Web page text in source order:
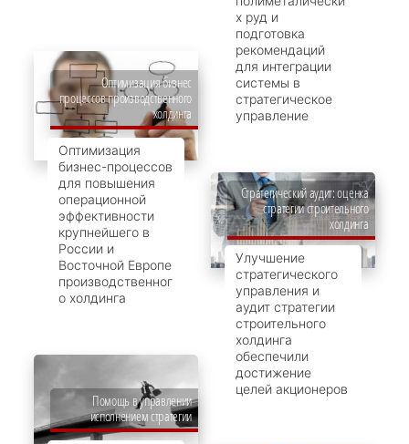
х руд и
подготовка
рекомендаций
для интеграции
системы в
стратегическое
управление
Оптимизация бизнес
процессов производственного
холдинга
Оптимизация
бизнес-процессов
для повышения
операционной
эффективности
крупнейшего в
России и
Восточной Европе
производственног
о холдинга
Стратегический аудит: оценка
стратегии строительного
холдинга
Улучшение
стратегического
управления и
аудит стратегии
строительного
холдинга
обеспечили
достижение
целей акционеров
Помощь в управлении
исполнением стратегии